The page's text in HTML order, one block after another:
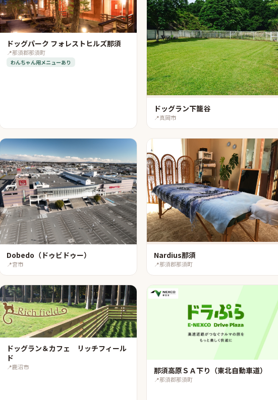
ドッグパーク フォレストヒルズ那須
📍那須郡那須町
わんちゃん用メニューあり
ドッグラン下籠谷
📍真岡市
Dobedo（ドゥビドゥー）
📍宮市
Nardius那須
📍那須郡那須町
ドッグラン＆カフェ リッチフィール
ド
📍鹿沼市 那須高原ＳＡ下り（東北自動車道）
📍那須郡那須町